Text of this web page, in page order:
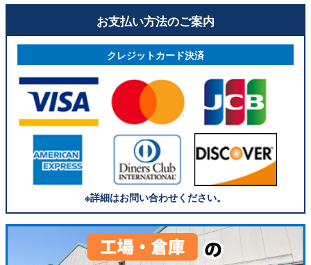
お支払い方法のご案内
クレジットカード決済
※詳細はお問い合わせください。